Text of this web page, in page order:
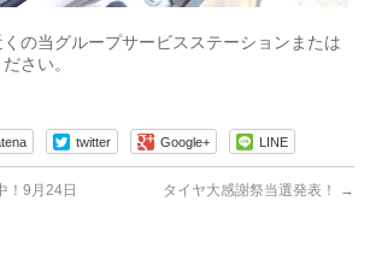
の当グループサービスステーションまたは
さい。
twitter Google+ LINE
！9月24日
タイヤ大感謝祭当選発表！ →